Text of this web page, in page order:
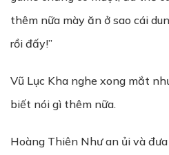
thêm nữa mày ăn ở sao cái
rồi đấy!”
Vũ Lục Kha nghe xong mắt
biết nói gì thêm nữa.
Hoàng Thiên Như an ủi và